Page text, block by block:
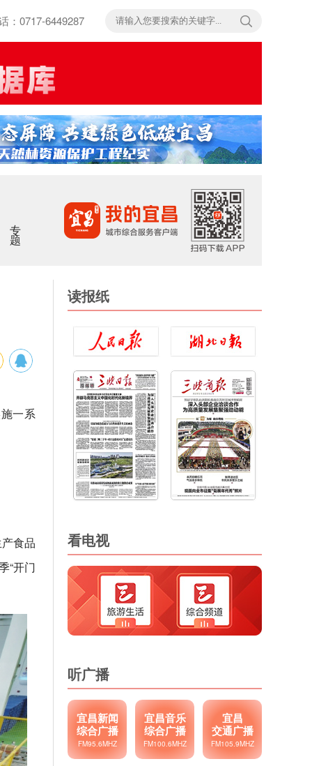
：0717-6449287
专题
一系
食品
“开门
读报纸
看电视
听广播
宜昌新闻
综合广播
FM95.6MHZ
宜昌音乐
综合广播
FM100.6MHZ
宜昌
交通广播
FM105.9MHZ